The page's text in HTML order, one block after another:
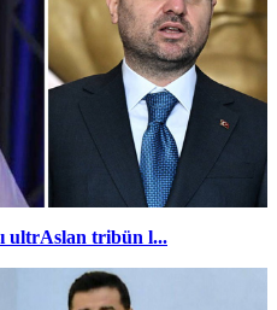
ultrAslan tribün l...